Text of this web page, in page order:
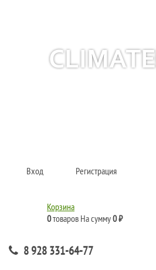
Вход Регистрация
Корзина
0товаров На сумму0 ₽
8 928 331-64-77